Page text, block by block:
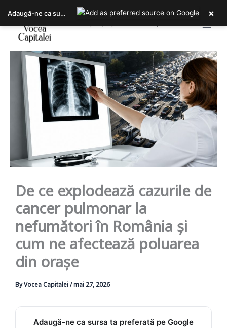
content
Bucureștiul, așa cum îl trăiești!
De ce explodează cazurile de
cancer pulmonar la
nefumători în România și
cum ne afectează poluarea
din orașe
ByVocea Capitalei/mai 27, 2026
Adaugă-ne ca sursa ta preferată pe Google
Adaugă-ne ca sursa ta preferată pe Google ×